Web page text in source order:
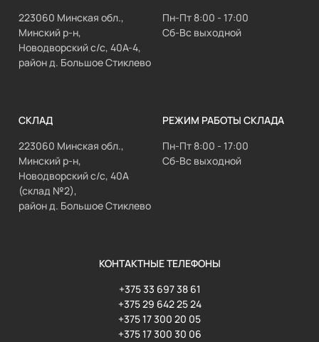
223060 Минская обл.,
Минский р-н,
Новодворский с/с, 40А-4,
район д. Большое Стиклево
Пн-Пт 8:00 - 17:00
Сб-Вс выходной
СКЛАД
223060 Минская обл.,
Минский р-н,
Новодворский с/с, 40А
(склад №2),
район д. Большое Стиклево
РЕЖИМ РАБОТЫ СКЛАДА
Пн-Пт 8:00 - 17:00
Сб-Вс выходной
КОНТАКТНЫЕ ТЕЛЕФОНЫ
+375 33 697 38 61
+375 29 642 25 24
+375 17 300 20 05
+375 17 300 30 06